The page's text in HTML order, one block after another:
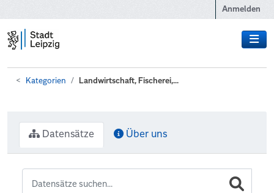
Anmelden
Kategorien Landwirtschaft, Fischerei,...
Datensätze Über uns